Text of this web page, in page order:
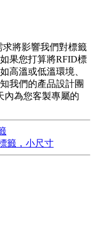
將影響我們對標籤
果您打算將RFID標
高溫或低溫環境、
我們的產品設計團
內為您客製專屬的
籤，小尺寸